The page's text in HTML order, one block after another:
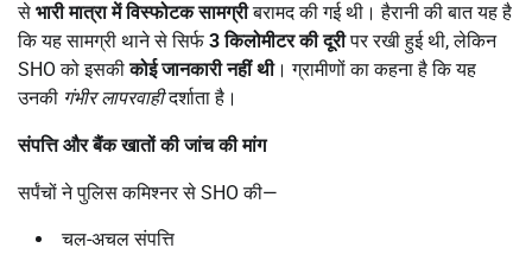
से भारी मात्रा में विस्फोटक सामग्रीबरामद की गई थी। हैरानी की बात यह है
कि यह सामग्री थाने से सिर्फ 3किलोमीटर की दूरीपर रखी हुई थी, लेकिन
SHO को इसकीकोई जानकारी नहीं थी। ग्रामीणों का कहना है कि यह
उनकी गंभीर लापरवाहीदर्शाता है।
संपत्ति और बैंक खातों की जांच की मांग
सर्पंचों ने पुलिस कमिश्नर से SHO की—
चल-अचल संपत्ति